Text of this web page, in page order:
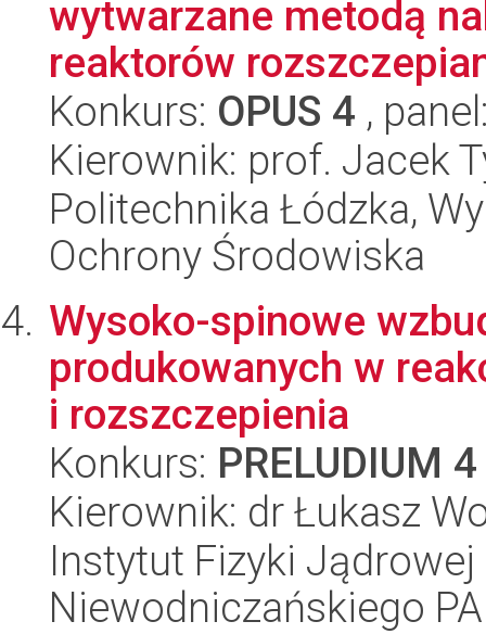
wytwarzane metodą
reaktorów
Konkurs: OPUS 4 ,
Kierownik: prof. Jacek
Politechnika Łódzka,
Ochrony Środowiska
Wysoko-spinowe
produkowanych w
i rozszczepienia
Konkurs: PRELUDIUM 4
Kierownik: dr Łukasz
Instytut Fizyki
Niewodniczańskiego